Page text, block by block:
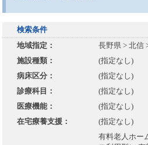
検索条件
地域指定：
長野県 > 北信
施設種類：
(指定なし)
病床区分：
(指定なし)
診療科目：
(指定なし)
医療機能：
(指定なし)
在宅療養支援：
(指定なし)
有料老人ホー